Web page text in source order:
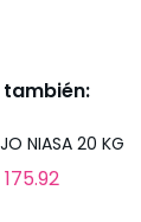
NIASA 20 KG